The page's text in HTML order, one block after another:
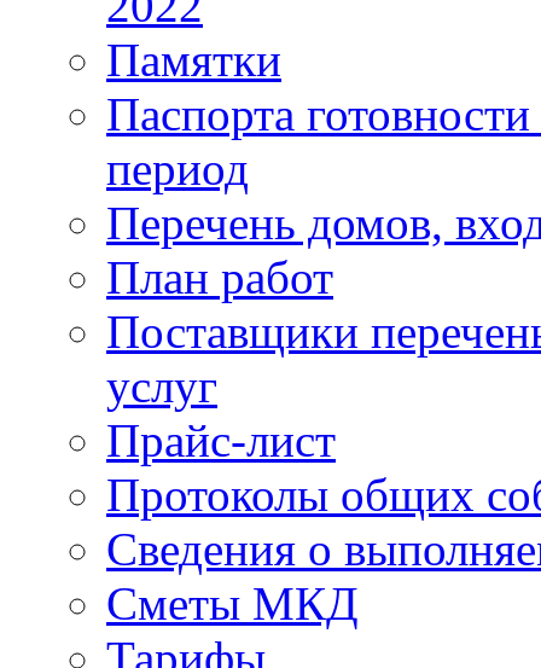
Памятки
Паспорта
период
Перечень домов,
План работ
Поставщики
услуг
Прайс-лист
Протоколы общих
Сведения о
Сметы МКД